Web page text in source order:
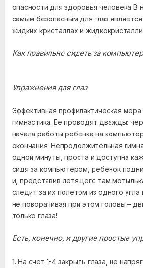
опасности для здоровья человека В
самым безопасным для глаз
жидких кристаллах и
Как правильно сидеть за
Упражнения для глаз
Эффективная профилактическая мера
гимнастика. Ее проводят дважды:
начала работы ребенка на
окончания. Непродолжительная
одной минуты, проста и доступна
сидя за компьютером, ребенок
и, представив летящего там
следит за их полетом из одного угла
не поворачивая при этом головы –
только глаза!
Есть, конечно, и другие простые
1. На счет 1-4 закрыть глаза, не